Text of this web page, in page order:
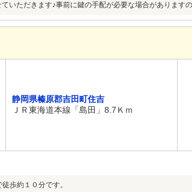
いただきます♪事前に鍵の手配が必要な場合があります
静岡県榛原郡吉田町住吉
ＪＲ東海道本線「島田」8.7Ｋｍ
歩約１０分です。